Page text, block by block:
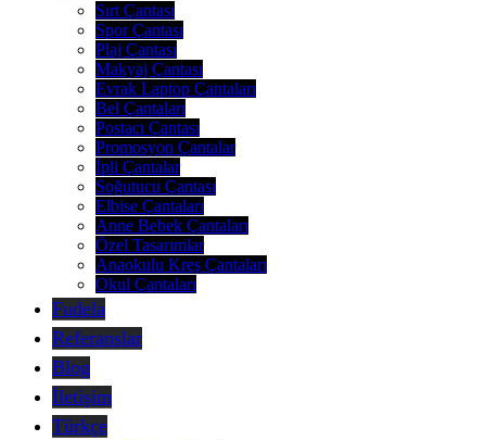
Sırt Çantası
Spor Çantası
Plaj Çantası
Makyaj Çantası
Evrak Laptop Çantaları
Bel Çantaları
Postacı Çantası
Promosyon Çantalar
İpli Çantalar
Soğutucu Çantası
Elbise Çantaları
Anne Bebek Çantaları
Özel Tasarımlar
Anaokulu Kreş Çantaları
Okul Çantaları
Fudela
Referanslar
Blog
İletişim
Türkçe